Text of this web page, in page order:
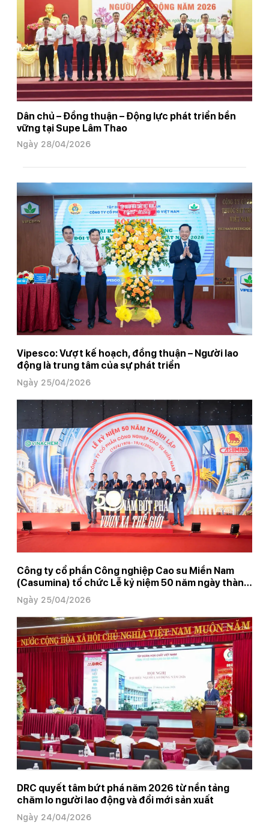
Trang chủ Các đơn vị thành viên
Các đơn vị thành viên
Dân chủ – Đồng thuận – Động lực phát triển bền
vững tại Supe Lâm Thao
Ngày 28/04/2026
Vipesco: Vượt kế hoạch, đồng thuận – Người lao
động là trung tâm của sự phát triển
Ngày 25/04/2026
Công ty cổ phần Công nghiệp Cao su Miền Nam
(Casumina) tổ chức Lễ kỷ niệm 50 năm ngày thành
lập
Ngày 25/04/2026
DRC quyết tâm bứt phá năm 2026 từ nền tảng
chăm lo người lao động và đổi mới sản xuất
Ngày 24/04/2026